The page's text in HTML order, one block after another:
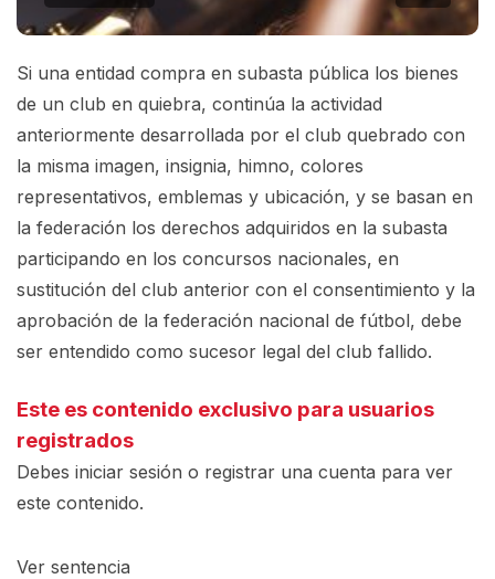
Si una entidad compra en subasta pública los bienes
de un club en quiebra, continúa la actividad
anteriormente desarrollada por el club quebrado con
la misma imagen, insignia, himno, colores
representativos, emblemas y ubicación, y se basan en
la federación los derechos adquiridos en la subasta
participando en los concursos nacionales, en
sustitución del club anterior con el consentimiento y la
aprobación de la federación nacional de fútbol, ​​debe
ser entendido como sucesor legal del club fallido.
Este es contenido exclusivo para usuarios
registrados
Debes iniciar sesión o registrar una cuenta para ver
este contenido.
Ver sentencia